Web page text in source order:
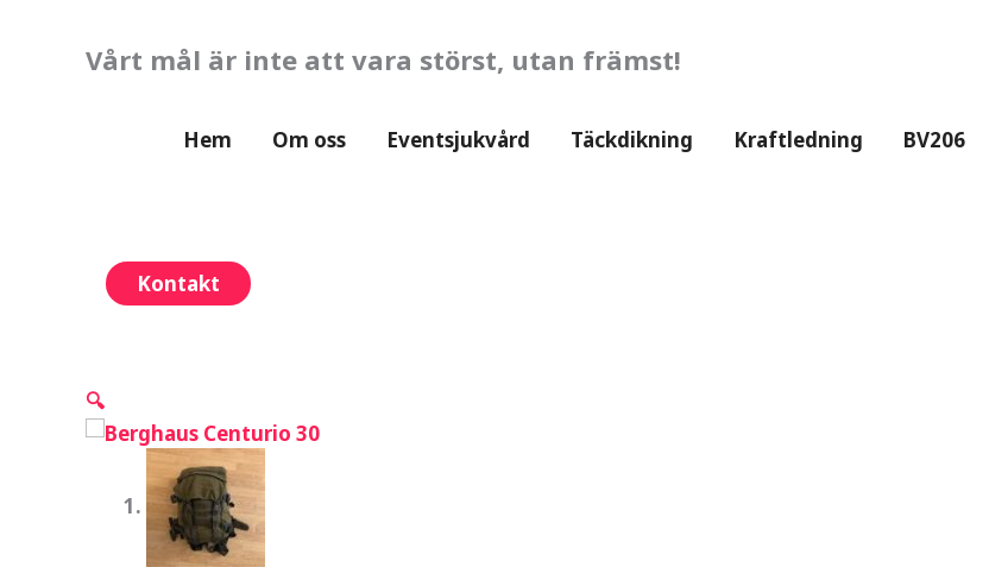
Vårt mål är inte att vara störst, utan främst!
Hem Om oss Eventsjukvård Täckdikning Kraftledning BV206
Kontakt
🔍